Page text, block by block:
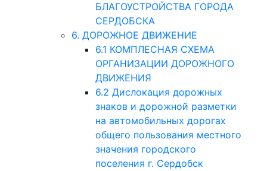
БЛАГОУСТРОЙСТВА ГОРОДА
СЕРДОБСКА
6. ДОРОЖНОЕ ДВИЖЕНИЕ
6.1 КОМПЛЕСНАЯ СХЕМА
ОРГАНИЗАЦИИ ДОРОЖНОГО
ДВИЖЕНИЯ
6.2 Дислокация дорожных
знаков и дорожной разметки
на автомобильных дорогах
общего пользования местного
значения городского
поселения г. Сердобск